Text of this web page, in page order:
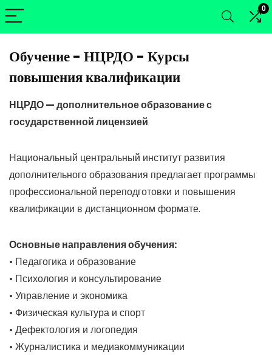
0
Обучение - НЦРДО - Курсы
повышения квалификации
НЦРДО — дополнительное образование с
государственной лицензией
Национальный центральный институт развития
дополнительного образования предлагает программы
профессиональной переподготовки и повышения
квалификации в дистанционном формате.
Основные направления обучения:
• Педагогика и образование
• Психология и консультирование
• Управление и экономика
• Физическая культура и спорт
• Дефектология и логопедия
• Журналистика и медиакоммуникации